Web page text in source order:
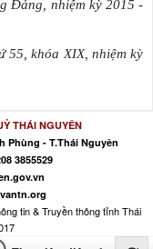
Đảng, nhiệm kỳ 2015 -
55, khóa XIX, nhiệm kỳ
THÁI NGUYÊN
Phùng - T.Thái Nguyên
3855529
tin & Truyền thông tỉnh Thái